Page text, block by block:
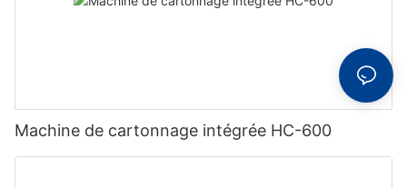
Machine de cartonnage intégrée HC-600